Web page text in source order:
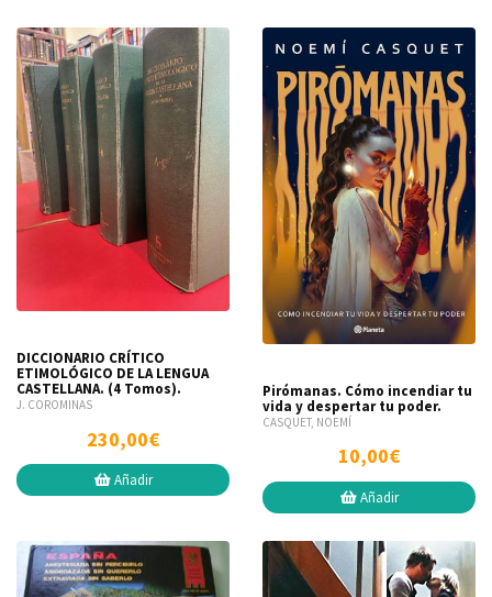
DICCIONARIO CRÍTICO
ETIMOLÓGICO DE LA LENGUA
CASTELLANA. (4 Tomos).
J. COROMINAS
230,00€
Añadir
Pirómanas. Cómo incendiar tu
vida y despertar tu poder.
CASQUET, NOEMÍ
10,00€
Añadir